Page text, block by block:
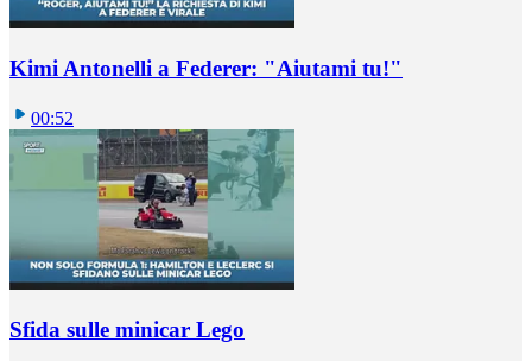
Kimi Antonelli a Federer: "Aiutami tu!"
00:52
Sfida sulle minicar Lego